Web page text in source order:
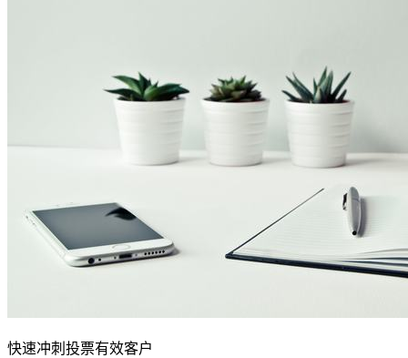
快速冲刺投票有效客户